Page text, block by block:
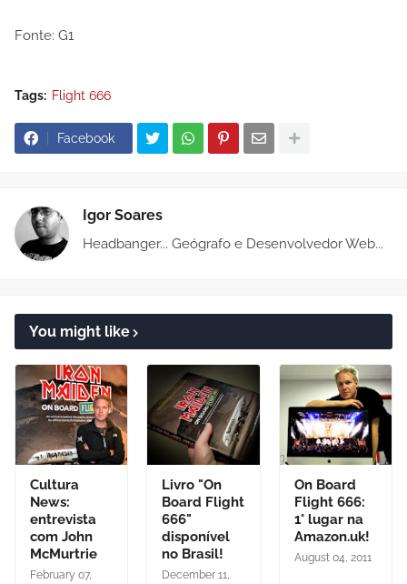
Fonte: G1
Tags: Flight 666
Facebook
Igor Soares
Headbanger... Geógrafo e Desenvolvedor Web...
You might like
Cultura
News:
entrevista
com John
McMurtrie
February 07,
Livro "On
Board Flight
666"
disponível
no Brasil!
December 11,
On Board
Flight 666:
1° lugar na
Amazon.uk!
August 04, 2011